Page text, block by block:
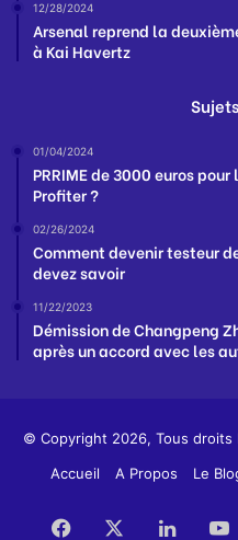
12/28/2024
Arsenal reprend la
à Kai Havertz
01/04/2024
PRRIME de 3000 euros
Profiter ?
02/26/2024
Comment devenir testeur
devez savoir
11/22/2023
Démission de Changpeng
après un accord avec les
© Copyright 2026, Tous droits
Accueil
A Propos Le
Facebook